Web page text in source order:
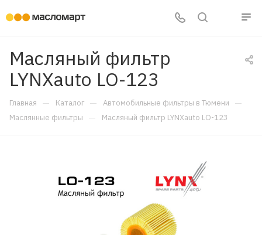
Масляный фильтр
LYNXauto LO-123
Главная — Каталог — Автомобильные фильтры в Тюмени —
Маслянные фильтры — Масляный фильтр LYNXauto LO-123